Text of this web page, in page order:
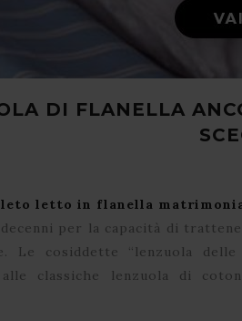
DI FLANELLA
letto in flanella
per la capacità di
cosiddette “lenzuola delle
alle classiche lenzuola di